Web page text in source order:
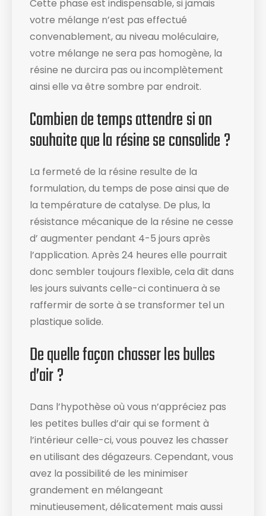
Cette phase est indispensable, si jamais
votre mélange n’est pas effectué
convenablement, au niveau moléculaire,
votre mélange ne sera pas homogène, la
résine ne durcira pas ou incomplètement
ainsi elle va être sombre par endroit.
Combien de temps attendre si on
souhaite que la résine se consolide ?
La fermeté de la résine resulte de la
formulation, du temps de pose ainsi que de
la température de catalyse. De plus, la
résistance mécanique de la résine ne cesse
d’ augmenter pendant 4-5 jours après
l’application. Après 24 heures elle pourrait
donc sembler toujours flexible, cela dit dans
les jours suivants celle-ci continuera à se
raffermir de sorte à se transformer tel un
plastique solide.
De quelle façon chasser les bulles
d’air ?
Dans l’hypothèse où vous n’appréciez pas
les petites bulles d’air qui se forment à
l’intérieur celle-ci, vous pouvez les chasser
en utilisant des dégazeurs. Cependant, vous
avez la possibilité de les minimiser
grandement en mélangeant
minutieusement, délicatement mais aussi